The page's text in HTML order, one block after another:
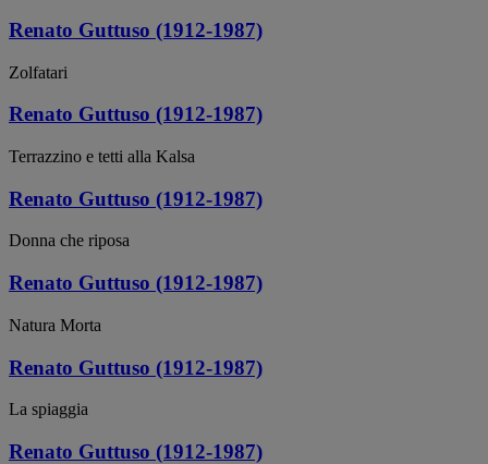
Renato Guttuso (1912-1987)
Zolfatari
Renato Guttuso (1912-1987)
Terrazzino e tetti alla Kalsa
Renato Guttuso (1912-1987)
Donna che riposa
Renato Guttuso (1912-1987)
Natura Morta
Renato Guttuso (1912-1987)
La spiaggia
Renato Guttuso (1912-1987)